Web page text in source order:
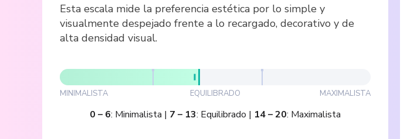
Esta escala mide la preferencia estética por lo simple y
visualmente despejado frente a lo recargado, decorativo y de
alta densidad visual.
MINIMALISTA EQUILIBRADO MAXIMALISTA
0 – 6: Minimalista | 7 – 13: Equilibrado | 14–20: Maximalista